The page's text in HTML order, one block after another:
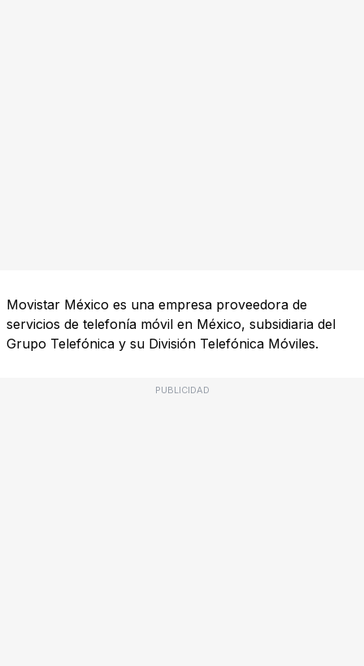
Movistar México es una empresa proveedora de
servicios de telefonía móvil en México, subsidiaria del
Grupo Telefónica y su División Telefónica Móviles.
PUBLICIDAD